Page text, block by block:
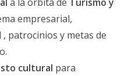
a la órbita de Turismo y
empresarial,
patrocinios y metas de
cultural para